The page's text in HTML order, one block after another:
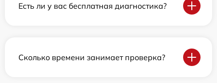
Есть ли у вас бесплатная диагностика?
Сколько времени занимает проверка?